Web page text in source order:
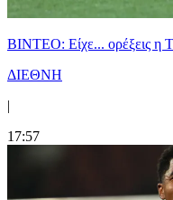
BINTEO: Είχε... ορέξεις η
ΔΙΕΘΝΗ
|
17:57